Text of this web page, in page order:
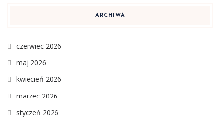
ARCHIWA
czerwiec 2026
maj 2026
kwiecień 2026
marzec 2026
styczeń 2026